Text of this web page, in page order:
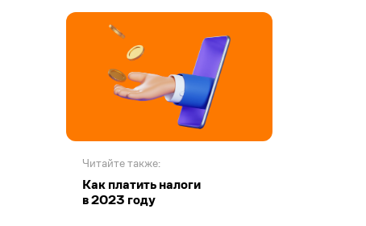
Читайте также:
Как платить налоги
в 2023 году